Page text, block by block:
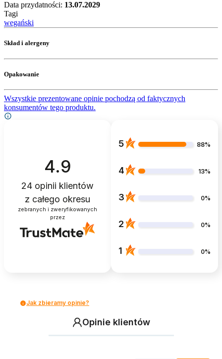
Data przydatności: 13.07.2029
Tagi
wegański
Skład i alergeny
Opakowanie
Wszystkie prezentowane opinie pochodzą od faktycznych
konsumentów tego produktu.
4.9
24 opinii klientów
z całego okresu
zebranych i zweryfikowanych
przez
5 88%
4 13%
3 0%
2 0%
1 0%
Jak zbieramy opinie?
Opinie klientów